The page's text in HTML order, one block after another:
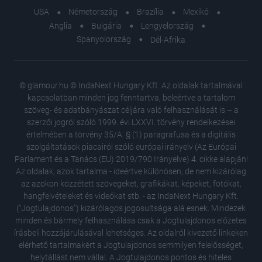
Kristen
USA Németország Brazília
Mexikó
Anglia
Bulgária
Lengyelország
Spanyolország
Dél-Afrika
© glamour.hu © IndaNext Hungary Kft. Az oldalak tartalmával
kapcsolatban minden jog fenntartva, beleértve a tartalom
szöveg- és adatbányászat céljára való felhasználását is – a
szerzői jogról szóló 1999. évi LXXVI. törvény rendelkezései
értelmében a törvény 35/A. § (1) paragrafusa és a digitális
szolgáltatások piacairól szóló európai irányelv (Az Európai
Parlament és a Tanács (EU) 2019/790 Irányelve) 4. cikke alapján!
Az oldalak, azok tartalma - ideértve különösen, de nem kizárólag
az azokon közzétett szövegeket, grafikákat, képeket, fotókat,
hangfelvételeket és videókat stb. - az IndaNext Hungary Kft.
("Jogtulajdonos") kizárólagos jogosultsága alá esnek. Mindezek
minden és bármely felhasználása csak a Jogtulajdonos előzetes
írásbeli hozzájárulásával lehetséges. Az oldalról kivezető linkeken
elérhető tartalmakért a Jogtulajdonos semmilyen felelősséget,
helytállást nem vállal. A Jogtulajdonos pontos és hiteles